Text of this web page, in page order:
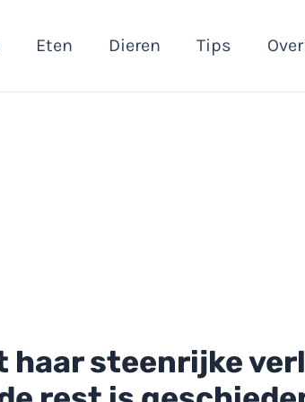
Eten Dieren Tips
haar steenrijke